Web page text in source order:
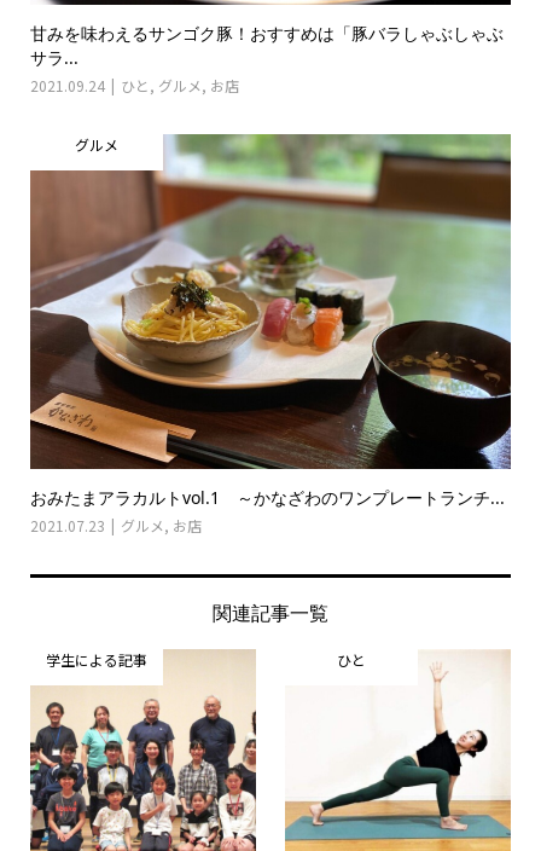
甘みを味わえるサンゴク豚！おすすめは「豚バラしゃぶしゃぶ
サラ...
2021.09.24 ひと , グルメ, お店
グルメ
おみたまアラカルトvol.1 ～かなざわのワンプレートランチ...
2021.07.23 グルメ, お店
関連記事一覧
学生による記事 ひと